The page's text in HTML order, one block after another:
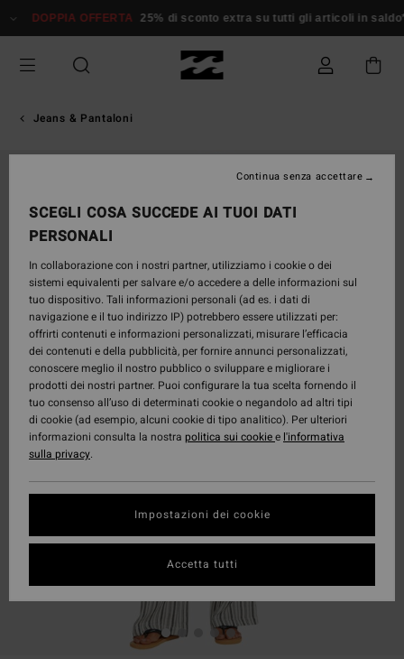
alle
prodotto
DOPPIA OFFERTA 25% di sconto extra su tutti gli articoli in saldo*
Jeans & Pantaloni
SCEGLI COSA SUCCEDE AI TUOI DATI
PERSONALI
In collaborazione con i nostri partner, utilizziamo i cookie o dei
sistemi equivalenti per salvare e/o accedere a delle informazioni sul
tuo dispositivo. Tali informazioni personali (ad es. i dati di
navigazione e il tuo indirizzo IP) potrebbero essere utilizzati per:
offrirti contenuti e informazioni personalizzati, misurare l’efficacia
dei contenuti e della pubblicità, per fornire annunci personalizzati,
conoscere meglio il nostro pubblico o sviluppare e migliorare i
prodotti dei nostri partner. Puoi configurare la tua scelta fornendo il
tuo consenso all’uso di determinati cookie o negandolo ad altri tipi
di cookie (ad esempio, alcuni cookie di tipo analitico). Per ulteriori
informazioni consulta la nostra politica sui cookiee l'informativa
sulla privacy.
Impostazioni dei cookie
Continua senza accettare
Accetta tutti